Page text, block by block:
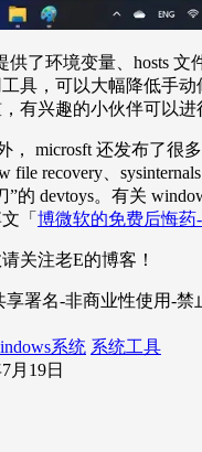
供了环境变量、hosts 文
具，可以大幅降低手动
有兴趣的小伙伴可以进
， microsft 还发布了很
file recovery、
的 devtoys。有关
「 博微软的免费后悔药-
关注老E的博客！
署名-非商业性使用-禁
系统 系统工具
月19日